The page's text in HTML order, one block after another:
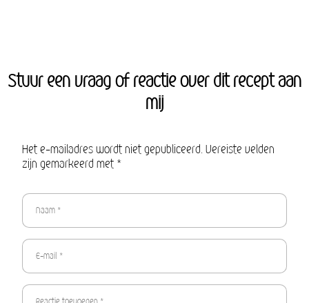
Stuur een vraag of reactie over dit recept aan
mij
Het e-mailadres wordt niet gepubliceerd. Vereiste velden
zijn gemarkeerd met *